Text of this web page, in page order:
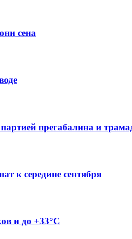
сена
прегабалина и
к середине сентября
и до +33°C